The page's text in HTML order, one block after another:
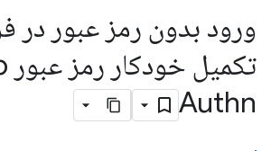
ورود بدون رمز عبور در
تکمیل خودکار رمز عبور Web
Authn